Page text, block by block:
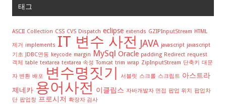
태그
ASCII Collection CSS CVS Dispatch eclipse extends GZIPInputStream HTML
제거 implements IT 변수 사전 JAVA javascript javascript
기초
JDBC연동 keycode margin MySql Oracle padding Redirect request
객체
table textarea textarea 속성 Tomcat trim wrap ZipInputStream 단축키 대문
자 변환 배포 변수명짓기 서블릿 스크롤 스크립트 아스트라
제네카 용어사전 이클립스 자바개발자 면접 팝업 위치
팝업차
단 팝업창 프로시저 확장자 검사